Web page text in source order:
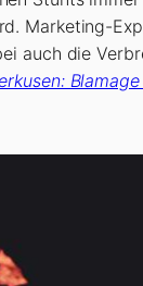
Marketing-
auch die